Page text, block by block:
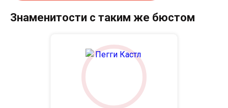
Знаменитости с таким же бюстом